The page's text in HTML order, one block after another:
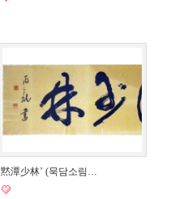
黙潭少林’ (묵담소림…